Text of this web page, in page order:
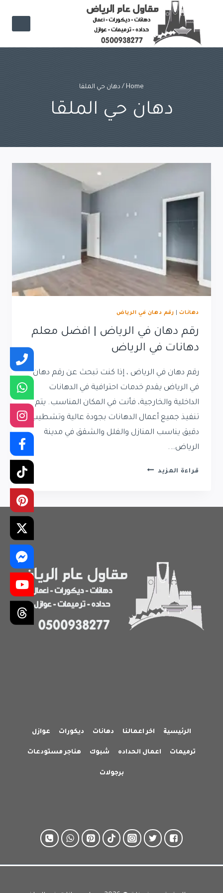
content
Home
/ دهان حي الملقا
دهان حي الملقا
دهانات| رقم دهان في الرياض
رقم دهان في الرياض | افضل معلم
دهانات في الرياض
رقم دهان في الرياض ، إذا كنت تبحث عن رقم دهان
في الرياض يقدم خدمات احترافية في الدهانات
الداخلية والخارجية، فأنت في المكان المناسب. يتم
تنفيذ جميع أعمال الدهانات بجودة عالية وتشطيب
دقيق يناسب المنازل والفلل والشقق في مدينة
الرياض….
قراءة المزيد رقم
في
الرياض
الرئيسية اخر اعمالنا دهانات ديكورات عوازل
ترميمات اعمال الحداده شبوك هناجر مستودعات
برجولات